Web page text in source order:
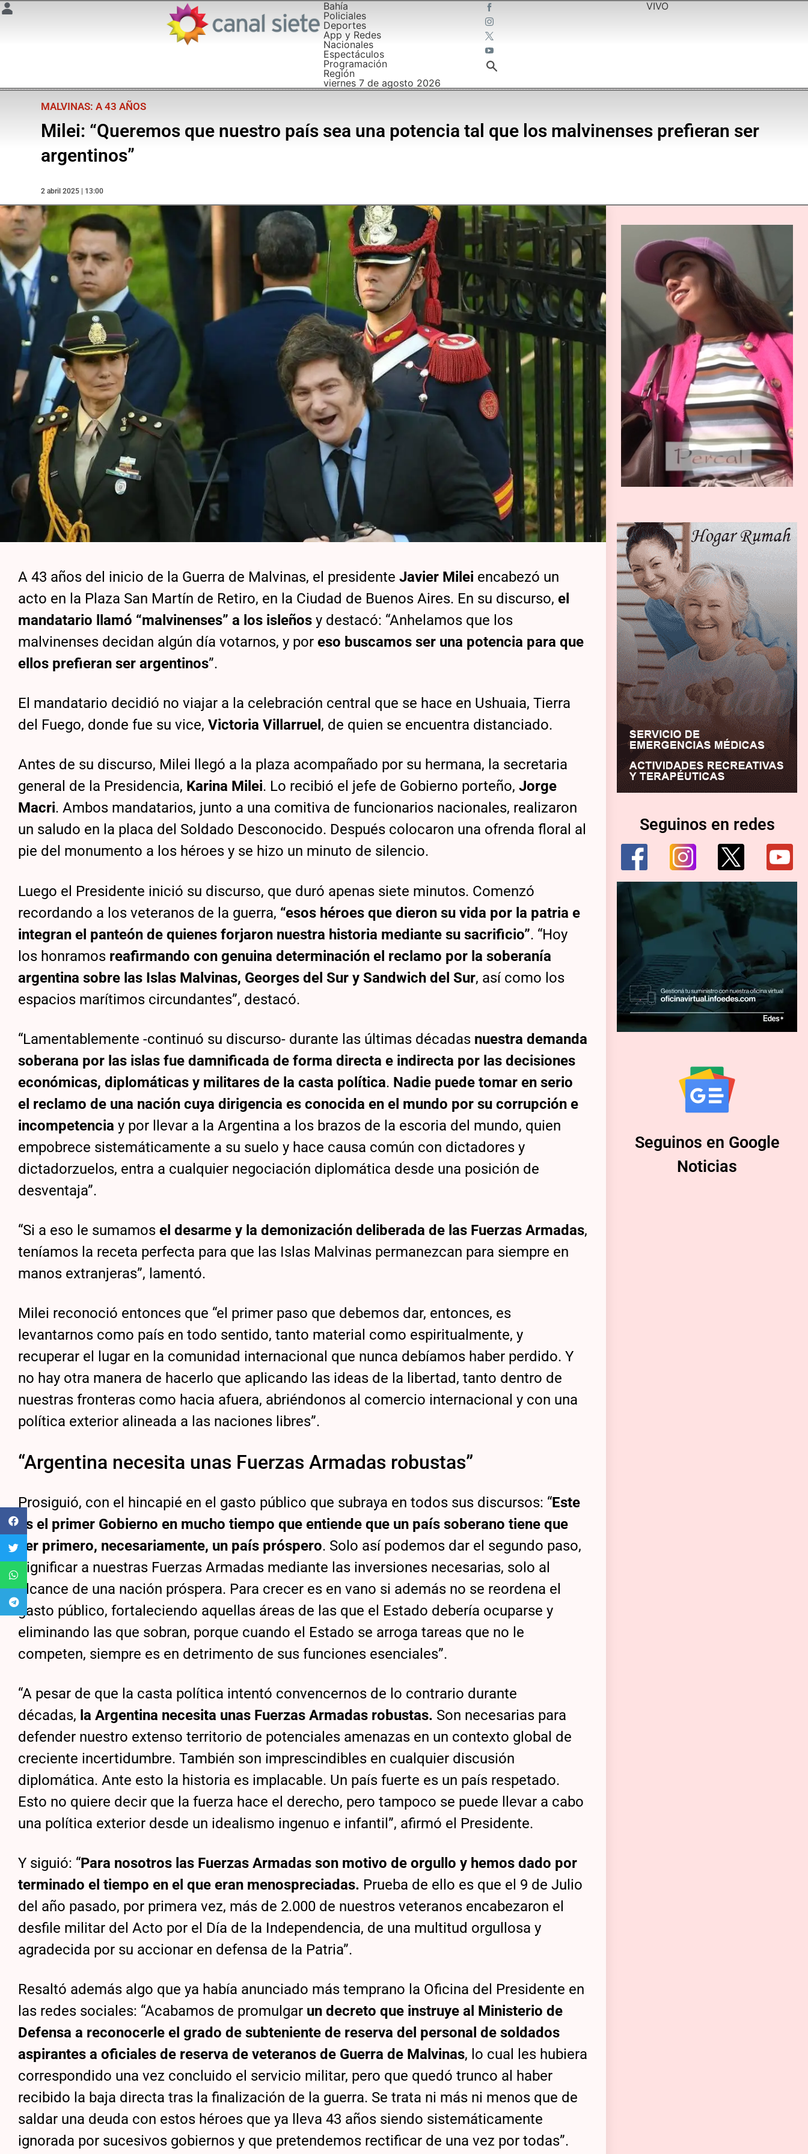
Bahía
Policiales
Deportes
App y Redes
Nacionales
Espectáculos
Programación
Región
viernes 7 de agosto 2026
VIVO
MALVINAS: A 43 AÑOS
Milei: “Queremos que nuestro país sea una potencia tal que los malvinenses prefieran ser
argentinos”
2 abril 2025 | 13:00
A 43 años del inicio de la Guerra de Malvinas, el presidenteJavier Milei encabezó un
acto en la Plaza San Martín de Retiro, en la Ciudad de Buenos Aires. En su discurso,el
mandatario llamó “malvinenses” a los isleños y destacó: “Anhelamos que los
malvinenses decidan algún día votarnos, y poreso buscamos ser una potencia para que
ellos prefieran ser argentinos”.
El mandatario decidió no viajar a la celebración central que se hace en Ushuaia, Tierra
del Fuego, donde fue su vice,Victoria Villarruel , de quien se encuentra distanciado.
Antes de su discurso, Milei llegó a la plaza acompañado por su hermana, la secretaria
general de la Presidencia, Karina Milei. Lo recibió el jefe de Gobierno porteño,Jorge
Macri. Ambos mandatarios, junto a una comitiva de funcionarios nacionales, realizaron
un saludo en la placa del Soldado Desconocido. Después colocaron una ofrenda floral al
pie del monumento a los héroes y se hizo un minuto de silencio.
Luego el Presidente inició su discurso, que duró apenas siete minutos. Comenzó
recordando a los veteranos de la guerra, “esos héroes que dieron su vida por la patria e
integran el panteón de quienes forjaron nuestra historia mediante su sacrificio”. “Hoy
los honramos reafirmando con genuina determinación el reclamo por la soberanía
argentina sobre las Islas Malvinas, Georges del Sur y Sandwich del Sur, así como los
espacios marítimos circundantes”, destacó.
“Lamentablemente -continuó su discurso- durante las últimas décadas nuestra demanda
soberana por las islas fue damnificada de forma directa e indirecta por las decisiones
económicas, diplomáticas y militares de la casta política. Nadie puede tomar en serio
el reclamo de una nación cuya dirigencia es conocida en el mundo por su corrupción e
incompetencia y por llevar a la Argentina a los brazos de la escoria del mundo, quien
empobrece sistemáticamente a su suelo y hace causa común con dictadores y
dictadorzuelos, entra a cualquier negociación diplomática desde una posición de
desventaja”.
“Si a eso le sumamosel desarme y la demonización deliberada de las Fuerzas Armadas,
teníamos la receta perfecta para que las Islas Malvinas permanezcan para siempre en
manos extranjeras”, lamentó.
Milei reconoció entonces que “el primer paso que debemos dar, entonces, es
levantarnos como país en todo sentido, tanto material como espiritualmente, y
recuperar el lugar en la comunidad internacional que nunca debíamos haber perdido. Y
no hay otra manera de hacerlo que aplicando las ideas de la libertad, tanto dentro de
nuestras fronteras como hacia afuera, abriéndonos al comercio internacional y con una
política exterior alineada a las naciones libres”.
“Argentina necesita unas Fuerzas Armadas robustas”
Prosiguió, con el hincapié en el gasto público que subraya en todos sus discursos: “Este
es el primer Gobierno en mucho tiempo que entiende que un país soberano tiene que
ser primero, necesariamente, un país próspero. Solo así podemos dar el segundo paso,
dignificar a nuestras Fuerzas Armadas mediante las inversiones necesarias, solo al
alcance de una nación próspera. Para crecer es en vano si además no se reordena el
gasto público, fortaleciendo aquellas áreas de las que el Estado debería ocuparse y
eliminando las que sobran, porque cuando el Estado se arroga tareas que no le
competen, siempre es en detrimento de sus funciones esenciales”.
“A pesar de que la casta política intentó convencernos de lo contrario durante
décadas, la Argentina necesita unas Fuerzas Armadas robustas. Son necesarias para
defender nuestro extenso territorio de potenciales amenazas en un contexto global de
creciente incertidumbre. También son imprescindibles en cualquier discusión
diplomática. Ante esto la historia es implacable. Un país fuerte es un país respetado.
Esto no quiere decir que la fuerza hace el derecho, pero tampoco se puede llevar a cabo
una política exterior desde un idealismo ingenuo e infantil”, afirmó el Presidente.
Y siguió: “Para nosotros las Fuerzas Armadas son motivo de orgullo y hemos dado por
terminado el tiempo en el que eran menospreciadas. Prueba de ello es que el 9 de Julio
del año pasado, por primera vez, más de 2.000 de nuestros veteranos encabezaron el
desfile militar del Acto por el Día de la Independencia, de una multitud orgullosa y
agradecida por su accionar en defensa de la Patria”.
Resaltó además algo que ya había anunciado más temprano la Oficina del Presidente en
las redes sociales: “Acabamos de promulgar un decreto que instruye al Ministerio de
Defensa a reconocerle el grado de subteniente de reserva del personal de soldados
aspirantes a oficiales de reserva de veteranos de Guerra de Malvinas, lo cual les hubiera
correspondido una vez concluido el servicio militar, pero que quedó trunco al haber
recibido la baja directa tras la finalización de la guerra. Se trata ni más ni menos que de
saldar una deuda con estos héroes que ya lleva 43 años siendo sistemáticamente
ignorada por sucesivos gobiernos y que pretendemos rectificar de una vez por todas”.
Seguinos en redes
Seguinos en Google
Noticias